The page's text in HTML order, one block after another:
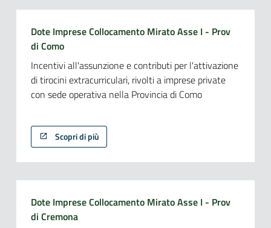
Dote Imprese Collocamento Mirato Asse I - Prov
di Como
Incentivi all'assunzione e contributi per l'attivazione
di tirocini extracurriculari, rivolti a imprese private
con sede operativa nella Provincia di Como
Scopri di più
Dote Imprese Collocamento Mirato Asse I - Prov
di Cremona